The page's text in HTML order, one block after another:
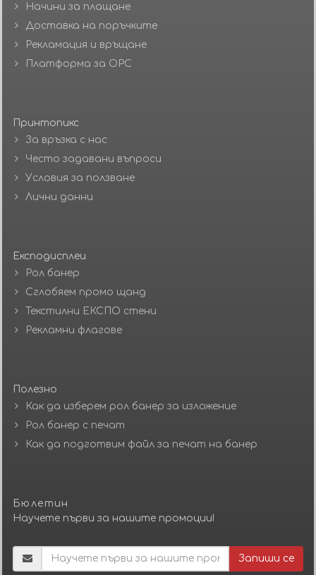
Начини за плащане
Доставка на поръчките
Рекламация и връщане
Платформа за ОРС
Принтопикс
За връзка с нас
Често задавани въпроси
Условия за ползване
Лични данни
Експодисплеи
Рол банер
Сглобяем промо щанд
Текстилни ЕКСПО стени
Рекламни флагове
Полезно
Как да изберем рол банер за изложение
Рол банер с печат
Как да подготвим файл за печат на банер
Бюлетин
Научете първи за нашите промоции!
Запиши се